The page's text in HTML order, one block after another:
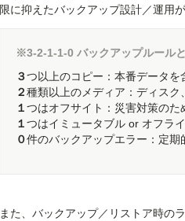
限に抑えたバックアップ設計／運用が
※3-2-1-1-0 バックアップルール
３つ以上のコピー：本番データ
２種類以上のメディア：ディス
１つはオフサイト：災害対策の
１つはイミュータブル or オフラ
０件のバックアップエラー：定
また、バックアップ／リストア時の